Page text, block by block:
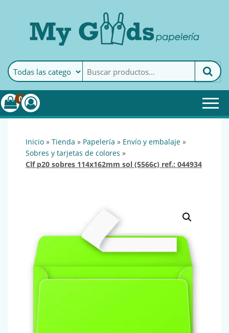
MyGoods · PapeleríaMy Goods es tu papelería
online de confianza. Podrás
encontrar todo lo necesario
0
inicio » tienda » papelería » envío y embalaje »
sobres y tarjetas de colores »
clf p20 sobres 114x162mm sol (5566c) ref.: 044934